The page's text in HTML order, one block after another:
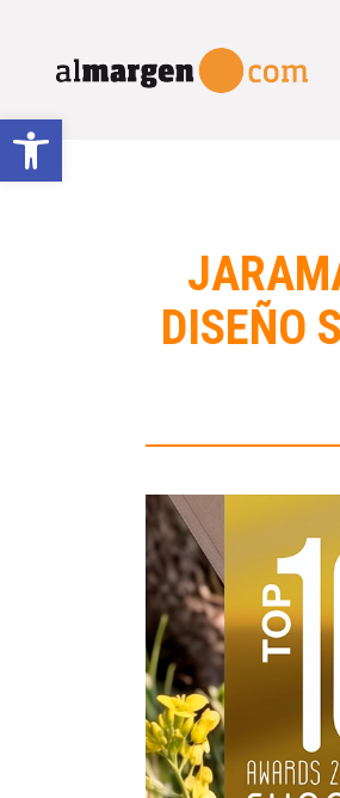
Abrir barra de herramientas
DISEÑO